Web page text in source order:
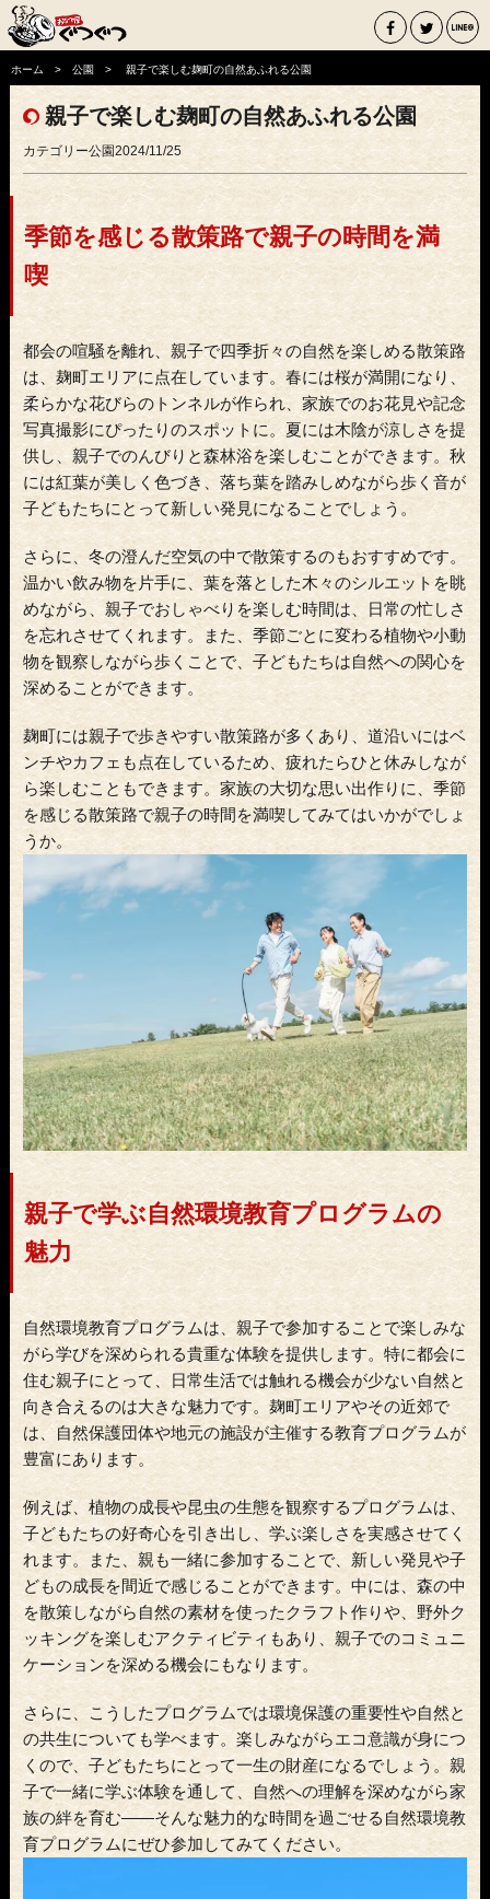
ホーム 公園 親子で楽しむ麹町の自然あふれる公園
親子で楽しむ麹町の自然あふれる公園
カテゴリー公園2024/11/25
季節を感じる散策路で親子の時間を満
喫
都会の喧騒を離れ、親子で四季折々の自然を楽しめる散策路
は、麹町エリアに点在しています。春には桜が満開になり、
柔らかな花びらのトンネルが作られ、家族でのお花見や記念
写真撮影にぴったりのスポットに。夏には木陰が涼しさを提
供し、親子でのんびりと森林浴を楽しむことができます。秋
には紅葉が美しく色づき、落ち葉を踏みしめながら歩く音が
子どもたちにとって新しい発見になることでしょう。
さらに、冬の澄んだ空気の中で散策するのもおすすめです。
温かい飲み物を片手に、葉を落とした木々のシルエットを眺
めながら、親子でおしゃべりを楽しむ時間は、日常の忙しさ
を忘れさせてくれます。また、季節ごとに変わる植物や小動
物を観察しながら歩くことで、子どもたちは自然への関心を
深めることができます。
麹町には親子で歩きやすい散策路が多くあり、道沿いにはベ
ンチやカフェも点在しているため、疲れたらひと休みしなが
ら楽しむこともできます。家族の大切な思い出作りに、季節
を感じる散策路で親子の時間を満喫してみてはいかがでしょ
うか。
親子で学ぶ自然環境教育プログラムの
魅力
自然環境教育プログラムは、親子で参加することで楽しみな
がら学びを深められる貴重な体験を提供します。特に都会に
住む親子にとって、日常生活では触れる機会が少ない自然と
向き合えるのは大きな魅力です。麹町エリアやその近郊で
は、自然保護団体や地元の施設が主催する教育プログラムが
豊富にあります。
例えば、植物の成長や昆虫の生態を観察するプログラムは、
子どもたちの好奇心を引き出し、学ぶ楽しさを実感させてく
れます。また、親も一緒に参加することで、新しい発見や子
どもの成長を間近で感じることができます。中には、森の中
を散策しながら自然の素材を使ったクラフト作りや、野外ク
ッキングを楽しむアクティビティもあり、親子でのコミュニ
ケーションを深める機会にもなります。
さらに、こうしたプログラムでは環境保護の重要性や自然と
の共生についても学べます。楽しみながらエコ意識が身につ
くので、子どもたちにとって一生の財産になるでしょう。親
子で一緒に学ぶ体験を通して、自然への理解を深めながら家
族の絆を育む――そんな魅力的な時間を過ごせる自然環境教
育プログラムにぜひ参加してみてください。